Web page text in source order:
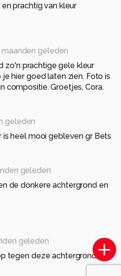
prachtig van kleur
maanden geleden
zo'n prachtige gele kleur
hier goed laten zien. Foto is
compositie. Groetjes, Cora.
geleden
is heel mooi gebleven gr Bets
geleden
de donkere achtergrond en
geleden
tegen deze achtergrond